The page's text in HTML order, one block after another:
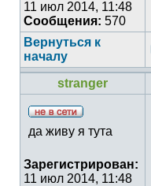
11 июл 2014, 11:48
Сообщения: 570
Вернуться к
началу
stranger
да живу я тута
Зарегистрирован:
11 июл 2014, 11:48